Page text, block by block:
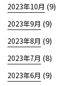
2023年10月 (9)
2023年9月 (9)
2023年8月 (9)
2023年7月 (8)
2023年6月 (9)